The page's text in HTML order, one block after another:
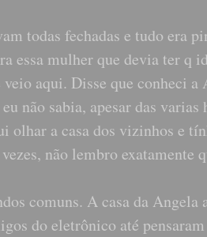
todas fechadas e tudo era
essa mulher que devia ter q
aqui. Disse que conheci a
não sabia, apesar das
olhar a casa dos vizinhos e
não lembro exatamente
comuns. A casa da Angela
do eletrônico até